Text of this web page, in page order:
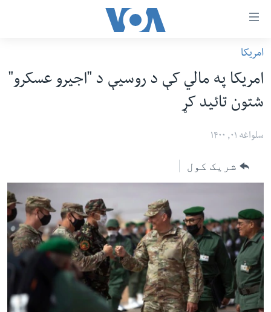
رسي
وړ
اتصالات
عمومي
لارښود
ته
لاړ
شئ
لټون
افغانستان
سیمه
امریکا
ښځې او نجونې
د بیان ازادي
روغتیا
سرمقاله
له مونږ سره په تماس کې پاتې شئ
امریکا
امریکا په مالي کې د روسیې د "اجیرو عسکرو"
شتون تائید کړ
سلواغه ۰۱, ۱۴۰۰
شریک کول